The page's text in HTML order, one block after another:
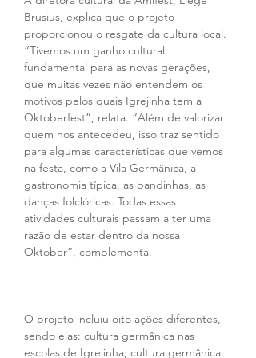
Brusius, explica que o projeto
proporcionou o resgate da cultura local.
“Tivemos um ganho cultural
fundamental para as novas gerações,
que muitas vezes não entendem os
motivos pelos quais Igrejinha tem a
Oktoberfest”, relata. “Além de valorizar
quem nos antecedeu, isso traz sentido
para algumas características que vemos
na festa, como a Vila Germânica, a
gastronomia típica, as bandinhas, as
danças folclóricas. Todas essas
atividades culturais passam a ter uma
razão de estar dentro da nossa
Oktober”, complementa.
O projeto incluiu oito ações diferentes,
sendo elas: cultura germânica nas
escolas de Igrejinha; cultura germânica